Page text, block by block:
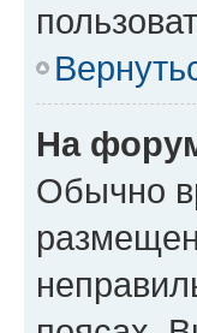
На
Обычно